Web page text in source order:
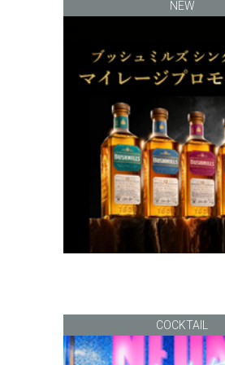
NEW
COCKTAIL